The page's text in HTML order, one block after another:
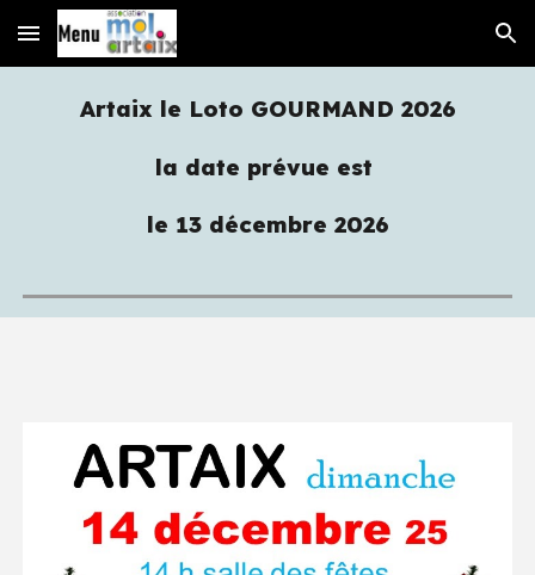
Skip to main content Skip to navigation
Artaix le Loto GOURMAND 2026
la date prévue est
le 13 décembre 2026